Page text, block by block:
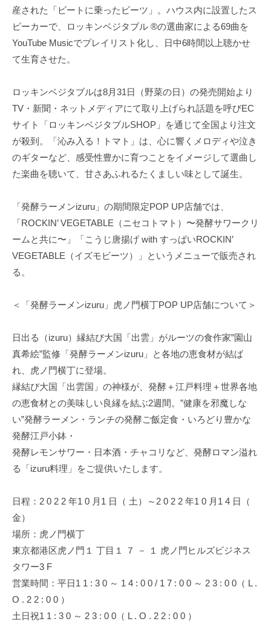
産された「ビートに乗ったビーツ」。ハウス内に設置したス
ピーカーで、ロッキンベジタブル ®︎の選曲家による69曲を
YouTube Musicでプレイリスト化し、日中6時間以上聴かせ
て生育させた。
ロッキンベジタブルは8月31日（野菜の日）の発売開始より
TV・新聞・ネットメディアにて取り上げられ話題を呼びEC
サイト「ロッキンベジタブルSHOP」を通じて全国より注文
が殺到。「沁み入る！トマト」は、心に響くメロディや泣き
のギターなど、感受性豊かに育つことをイメージして選曲し
た楽曲を聴いて、甘さあふれるたくましい味として誕生。
「発酵ラーメンizuru」の期間限定POP UP店舗では、
「ROCKIN’ VEGETABLE（ニセコトマト）〜発酵サワークリ
ームと共に〜」「こうじ唐揚げ with すっぱいROCKIN’
VEGETABLE（イズモビーツ）」というメニューで販売され
る。
＜「発酵ラーメンizuru」虎ノ門横丁POP UP店舗について＞
日出る（izuru）縁結び大国「出雲」がルーツの食作家”園山
真希絵”監修「発酵ラーメンizuru」と各地の恵食材が結ば
れ、虎ノ門横丁に登場。
縁結び大国「出雲国」の神様が、発酵＋江戸料理＋世界各地
の恵食材との美味しい良縁を結ぶ2週間。”健康を邪魔しな
い”発酵ラーメン・ランチの発酵ご飯定食・いろどり豊かな
発酵江戸小鉢・
発酵レモンサワー・日本酒・チャコリなど、発酵ロマン溢れ
る「izuru料理」をご提供いたします。
日程：2 0 2 2 年1 0 月1 日（ 土）～2 0 2 2 年1 0 月1 4 日（
金）
場所：虎ノ門横丁
東京都港区虎ノ門１ 丁目１ ７ － １ 虎ノ門ヒルズビジネス
タワー3 F
営業時間：平日1 1 : 3 0 ～ 1 4 : 0 0 / 1 7 : 0 0 ～ 2 3 : 0 0（ L .
O . 2 2 : 0 0 ）
土日祝1 1 : 3 0 ～ 2 3 : 0 0（ L . O . 2 2 : 0 0 ）